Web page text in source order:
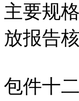
主要规
放报告
包件十